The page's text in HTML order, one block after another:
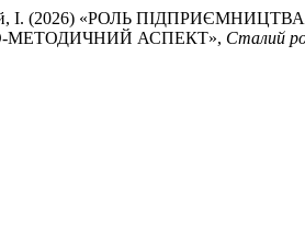
І. (2026) «РОЛЬ
МЕТОДИЧНИЙ АСПЕКТ», Сталий